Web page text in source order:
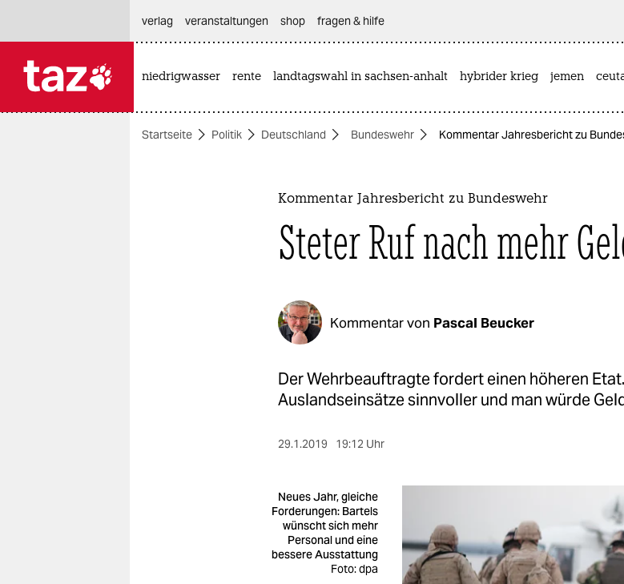
themen
verlag
veranstaltungen shop fragen & hilfe
niedrigwasser rente landtagswahl in sachsen-anhalt hybrider krieg jemen
Startseite Politik Deutschland Bundeswehr Kommentar Jahresbericht zu
Kommentar Jahresbericht zu Bundeswehr
Steter Ruf nach mehr
Kommentar von Pascal Beucker
Der Wehrbeauftragte fordert einen höheren
Auslandseinsätze sinnvoller und man würde
29.1.2019 19:12 Uhr
Neues Jahr, gleiche
Forderungen: Bartels
wünscht sich mehr
Personal und eine
bessere Ausstattung
Foto: dpa